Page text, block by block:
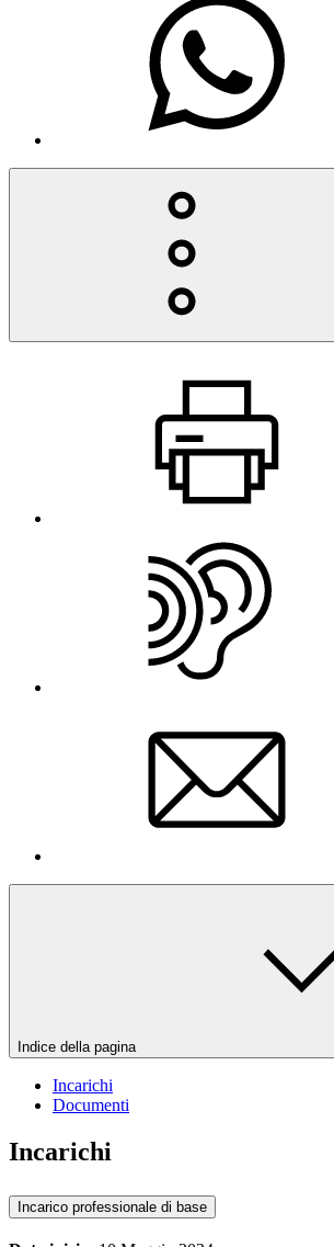
Indice della pagina
Incarichi
Documenti
Incarichi
Incarico professionale di base